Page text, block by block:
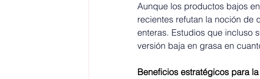
Aunque los productos bajos
recientes refutan la noción de
enteras. Estudios que incluso
versión baja en grasa en
Beneficios estratégicos para